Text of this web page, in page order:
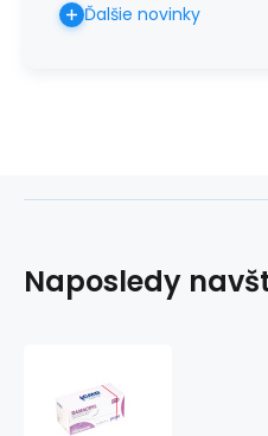
Ďalšie novinky
Naposledy